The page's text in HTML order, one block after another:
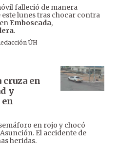
falleció de manera
lunes tras chocar contra
Emboscada,
.
ÚH
en
y
en rojo y chocó
El accidente de
heridas.